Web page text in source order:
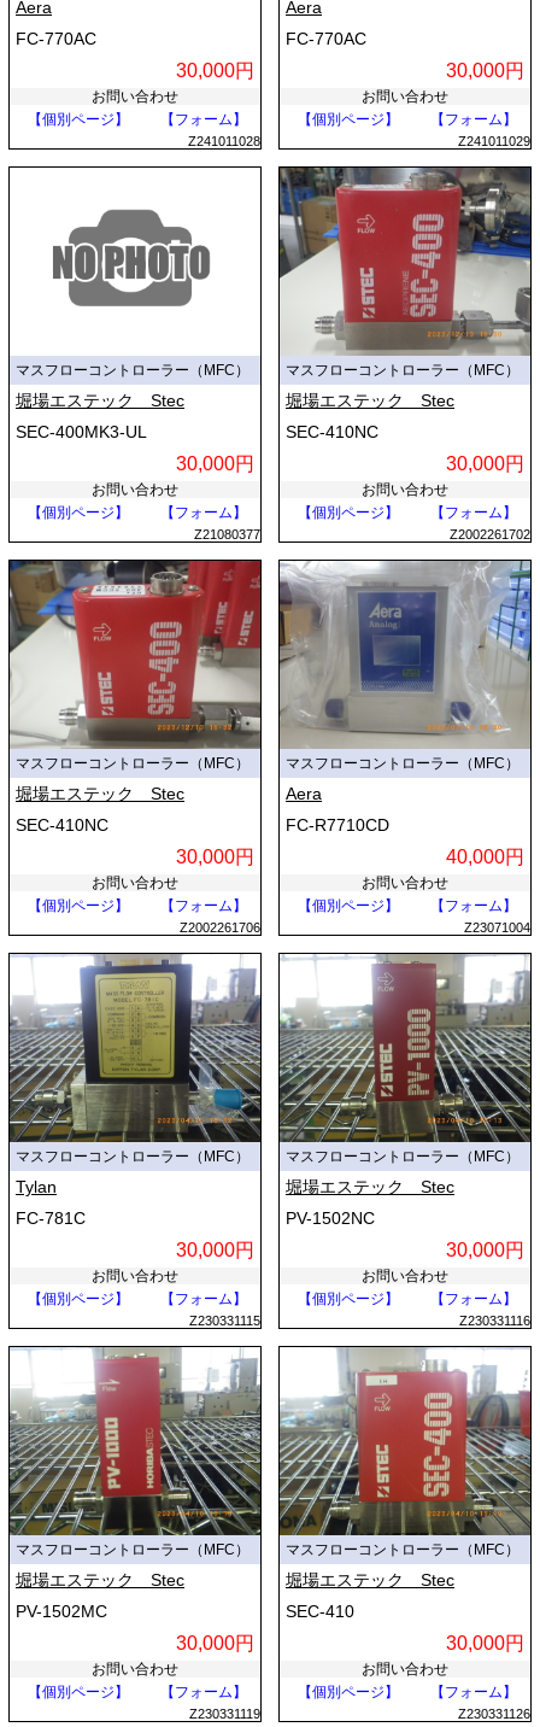
Aera
FC-770AC
30,000円
お問い合わせ
【個別ページ】
【フォーム】
Z241011028
Aera
FC-770AC
30,000円
お問い合わせ
【個別ページ】
【フォーム】
Z241011029
マスフローコントローラー（MFC）
堀場エステック Stec
SEC-400MK3-UL
30,000円
お問い合わせ
【個別ページ】
【フォーム】
Z21080377
マスフローコントローラー（MFC）
堀場エステック Stec
SEC-410NC
30,000円
お問い合わせ
【個別ページ】
【フォーム】
Z2002261702
マスフローコントローラー（MFC）
堀場エステック Stec
SEC-410NC
30,000円
お問い合わせ
【個別ページ】
【フォーム】
Z2002261706
マスフローコントローラー（MFC）
Aera
FC-R7710CD
40,000円
お問い合わせ
【個別ページ】
【フォーム】
Z23071004
マスフローコントローラー（MFC）
Tylan
FC-781C
30,000円
お問い合わせ
【個別ページ】
【フォーム】
Z230331115
マスフローコントローラー（MFC）
堀場エステック Stec
PV-1502NC
30,000円
お問い合わせ
【個別ページ】
【フォーム】
Z230331116
マスフローコントローラー（MFC）
堀場エステック Stec
PV-1502MC
30,000円
お問い合わせ
【個別ページ】
【フォーム】
Z230331119
マスフローコントローラー（MFC）
堀場エステック Stec
SEC-410
30,000円
お問い合わせ
【個別ページ】
【フォーム】
Z230331126